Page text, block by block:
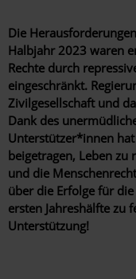
Die
Halbjahr 2023 waren
Rechte durch
eingeschränkt.
Zivilgesellschaft und
Dank des
Unterstützer*innen
beigetragen, Leben zu
und die
über die Erfolge für
ersten Jahreshälfte zu
Unterstützung!